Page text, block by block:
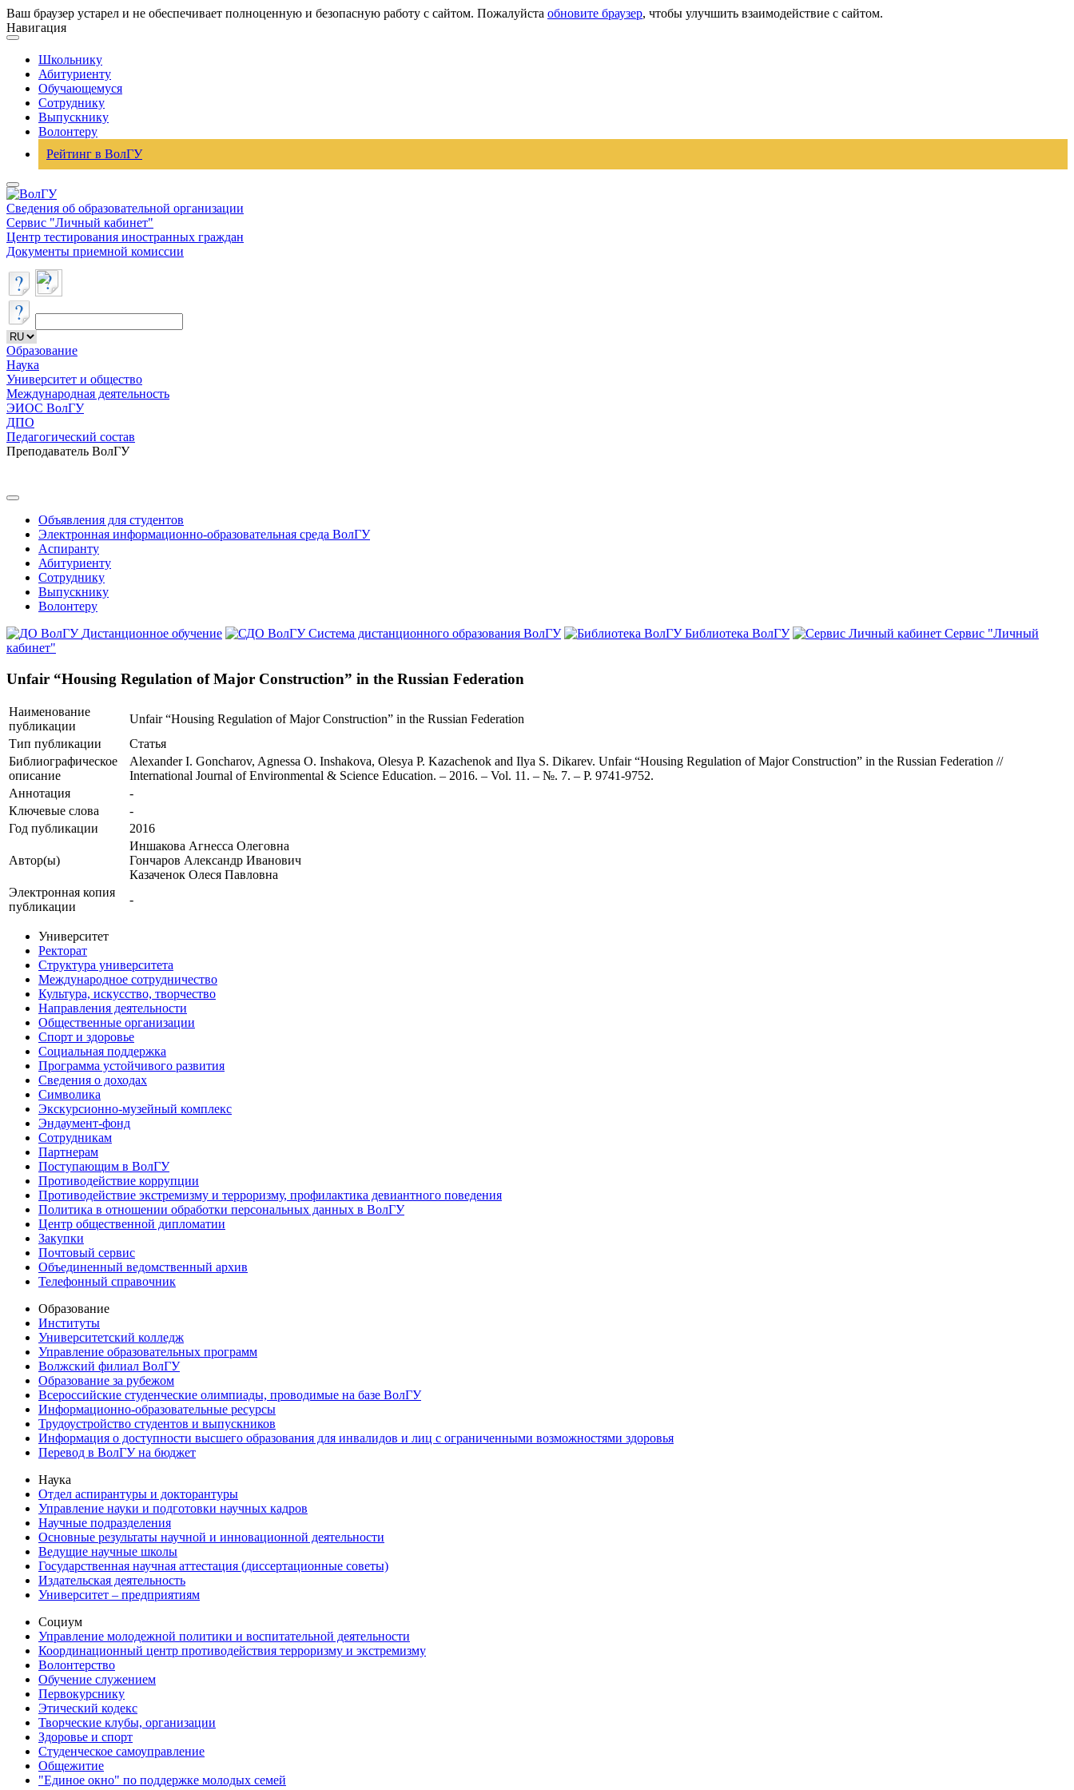
Ваш браузер устарел и не обеспечивает полноценную и безопасную работу с сайтом. Пожалуйста обновите браузер, чтобы улучшить взаимодействие с сайтом.
Навигация
Школьнику
Абитуриенту
Обучающемуся
Сотруднику
Выпускнику
Волонтеру
Рейтинг в ВолГУ
Сведения об образовательной организации
Сервис "Личный кабинет"
Центр тестирования иностранных граждан
Документы приемной комиссии
Образование
Наука
Университет и общество
Международная деятельность
ЭИОС ВолГУ
ДПО
Педагогический состав
Преподаватель ВолГУ
Объявления для студентов
Электронная информационно-образовательная среда ВолГУ
Аспиранту
Абитуриенту
Сотруднику
Выпускнику
Волонтеру
Дистанционное обучение
Система дистанционного образования ВолГУ Библиотека ВолГУ
Сервис "Личный
кабинет"
Unfair “Housing Regulation of Major Construction” in the Russian Federation
Наименование
публикации
Unfair “Housing Regulation of Major Construction” in the Russian Federation
Тип публикации
Статья
Библиографическое
описание
Alexander I. Goncharov, Agnessa O. Inshakova, Olesya P. Kazachenok and Ilya S. Dikarev. Unfair “Housing Regulation of Major Construction” in the Russian Federation //
International Journal of Environmental & Science Education. – 2016. – Vol. 11. – №. 7. – P. 9741-9752.
Аннотация
-
Ключевые cлова
-
Год публикации
2016
Автор(ы)
Иншакова Агнесса Олеговна
Гончаров Александр Иванович
Казаченок Олеся Павловна
Электронная копия
публикации
-
Университет
Ректорат
Структура университета
Международное сотрудничество
Культура, искусство, творчество
Направления деятельности
Общественные организации
Спорт и здоровье
Социальная поддержка
Программа устойчивого развития
Сведения о доходах
Символика
Экскурсионно-музейный комплекс
Эндаумент-фонд
Сотрудникам
Партнерам
Поступающим в ВолГУ
Противодействие коррупции
Противодействие экстремизму и терроризму, профилактика девиантного поведения
Политика в отношении обработки персональных данных в ВолГУ
Центр общественной дипломатии
Закупки
Почтовый сервис
Объединенный ведомственный архив
Телефонный справочник
Образование
Институты
Университетский колледж
Управление образовательных программ
Волжский филиал ВолГУ
Образование за рубежом
Всероссийские студенческие олимпиады, проводимые на базе ВолГУ
Информационно-образовательные ресурсы
Трудоустройство студентов и выпускников
Информация о доступности высшего образования для инвалидов и лиц с ограниченными возможностями здоровья
Перевод в ВолГУ на бюджет
Наука
Отдел аспирантуры и докторантуры
Управление науки и подготовки научных кадров
Научные подразделения
Основные результаты научной и инновационной деятельности
Ведущие научные школы
Государственная научная аттестация (диссертационные советы)
Издательская деятельность
Университет – предприятиям
Социум
Управление молодежной политики и воспитательной деятельности
Координационный центр противодействия терроризму и экстремизму
Волонтерство
Обучение служением
Первокурснику
Этический кодекс
Творческие клубы, организации
Здоровье и спорт
Студенческое самоуправление
Общежитие
"Единое окно" по поддержке молодых семей